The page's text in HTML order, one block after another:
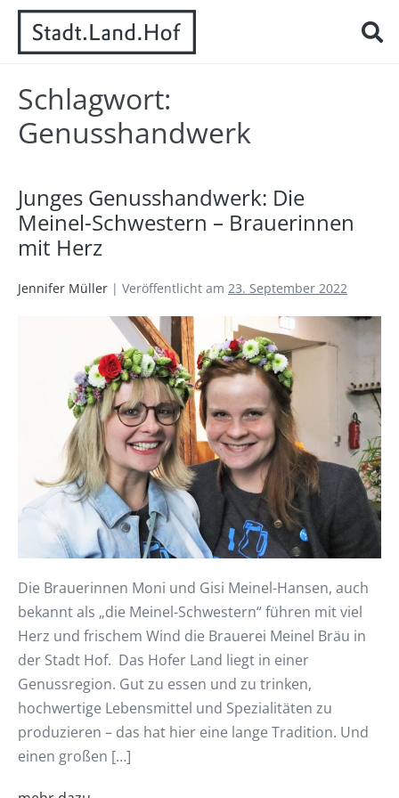
Schlagwort:
Genusshandwerk
Junges Genusshandwerk: Die
Meinel-Schwestern – Brauerinnen
mit Herz
Jennifer Müller | Veröffentlicht am 23. September 2022
Die Brauerinnen Moni und Gisi Meinel-Hansen, auch
bekannt als „die Meinel-Schwestern“ führen mit viel
Herz und frischem Wind die Brauerei Meinel Bräu in
der Stadt Hof. Das Hofer Land liegt in einer
Genussregion. Gut zu essen und zu trinken,
hochwertige Lebensmittel und Spezialitäten zu
produzieren – das hat hier eine lange Tradition. Und
einen großen […]